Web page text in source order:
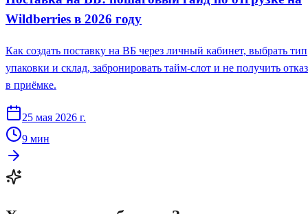
Wildberries в 2026 году
Как создать поставку на ВБ через личный кабинет, выбрать тип
упаковки и склад, забронировать тайм-слот и не получить отказ
в приёмке.
25 мая 2026 г.
9 мин